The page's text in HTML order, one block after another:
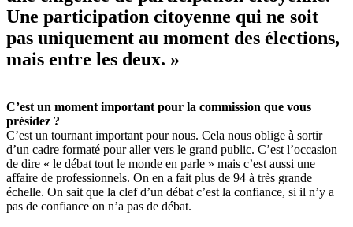
Une participation citoyenne qui ne soit
pas uniquement au moment des élections,
mais entre les deux. »
C’est un moment important pour la commission que vous
présidez ?
C’est un tournant important pour nous. Cela nous oblige à sortir
d’un cadre formaté pour aller vers le grand public. C’est l’occasion
de dire « le débat tout le monde en parle » mais c’est aussi une
affaire de professionnels. On en a fait plus de 94 à très grande
échelle. On sait que la clef d’un débat c’est la confiance, si il n’y a
pas de confiance on n’a pas de débat.